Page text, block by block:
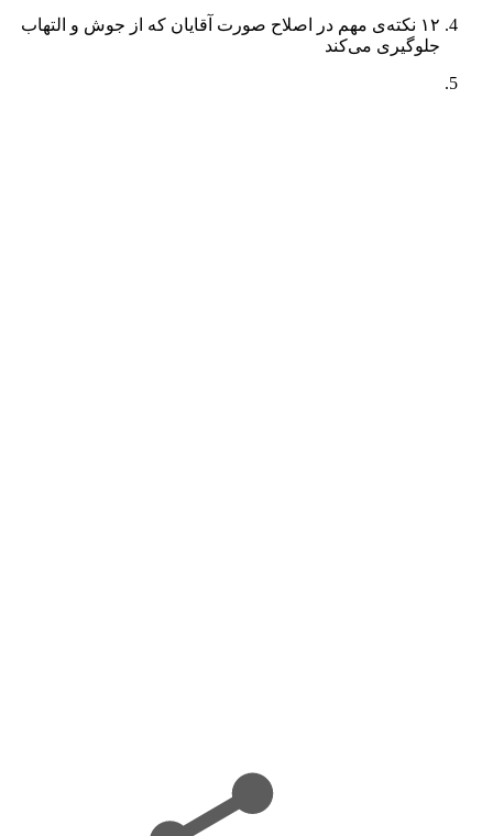
۱۲ نکته‌ی مهم در اصلاح صورت آقایان که از جوش و التهاب
جلوگیری می‌کند